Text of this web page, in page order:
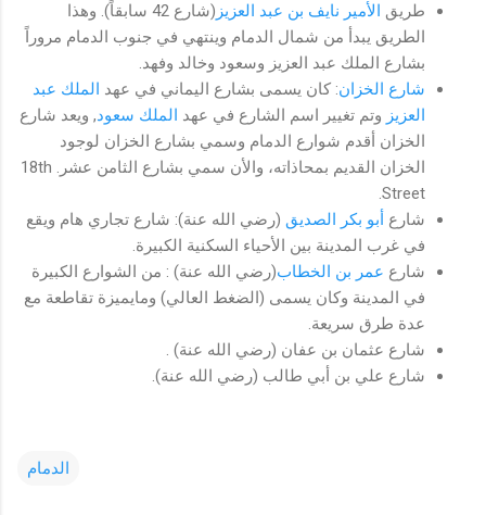
طريق الأمير نايف بن عبد العزيز
(شارع 42 سابقاً). وهذا
الطريق يبدأ من شمال الدمام وينتهي في جنوب الدمام مروراً
بشارع الملك عبد العزيز وسعود وخالد وفهد.
شارع الخزان: كان يسمى بشارع اليماني في عهد الملك عبد
العزيز وتم تغيير اسم الشارع في عهد الملك سعود, ويعد شارع
الخزان أقدم شوارع الدمام وسمي بشارع الخزان لوجود
الخزان القديم بمحاذاته، والأن سمي بشارع الثامن عشر. 18th
Street.
شارع أبو بكر الصديق (رضي الله عنة): شارع تجاري هام ويقع
في غرب المدينة بين الأحياء السكنية الكبيرة.
شارع عمر بن الخطاب(رضي الله عنة) : من الشوارع الكبيرة
في المدينة وكان يسمى (الضغط العالي) ومايميزة تقاطعة مع
عدة طرق سريعة.
شارع عثمان بن عفان (رضي الله عنة) .
شارع علي بن أبي طالب (رضي الله عنة).
الدمام